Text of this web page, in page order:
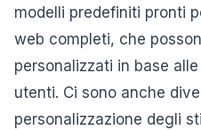
modelli predefiniti pronti
web completi, che
personalizzati in base
utenti. Ci sono anche
personalizzazione degli